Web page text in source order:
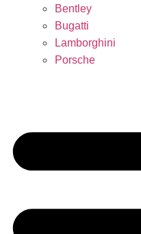
Bentley
Bugatti
Lamborghini
Porsche